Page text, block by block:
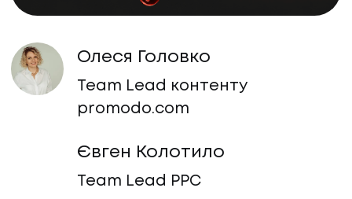
Олеся Головко
Team Lead контенту
promodo.com
Євген Колотило
Team Lead PPC